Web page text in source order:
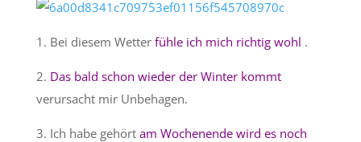
1. Bei diesem Wetter fühle ich mich richtig wohl .
2. Das bald schon wieder der Winter kommt
verursacht mir Unbehagen.
3. Ich habe gehörtam Wochenende wird es noch